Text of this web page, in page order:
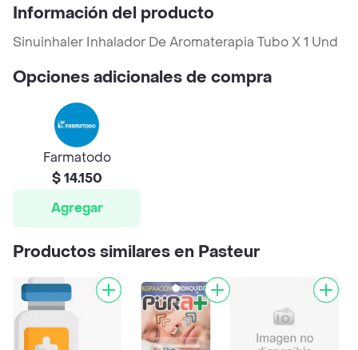
Información del producto
Sinuinhaler Inhalador De Aromaterapia Tubo X 1 Und
Opciones adicionales de compra
Farmatodo
$ 14.150
Agregar
Productos similares en Pasteur